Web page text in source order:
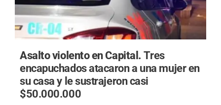
Asalto violento en Capital.Tres
encapuchados atacaron a una mujer en
su casa y le sustrajeron casi
$50.000.000